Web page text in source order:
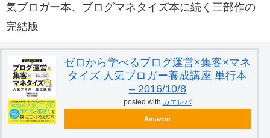
気ブロガー本、ブログマネタイズ本に続く三部作の
完結版
ゼロから学べるブログ運営×集客×マネ
タイズ 人気ブロガー養成講座 単行本
– 2016/10/8
posted with カエレバ
Amazon